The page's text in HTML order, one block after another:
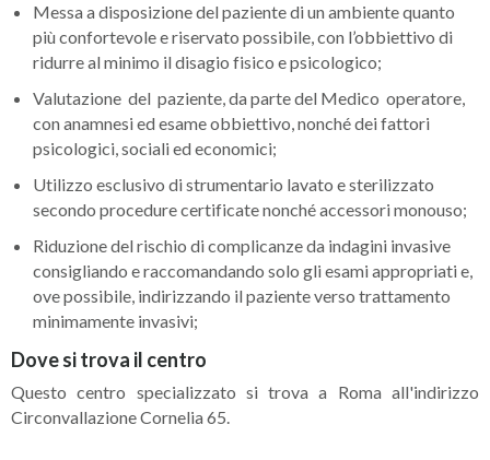
Messa a disposizione del paziente di un ambiente quanto
più confortevole e riservato possibile, con l’obbiettivo di
ridurre al minimo il disagio fisico e psicologico;
Valutazione del paziente, da parte del Medico operatore,
con anamnesi ed esame obbiettivo, nonché dei fattori
psicologici, sociali ed economici;
Utilizzo esclusivo di strumentario lavato e sterilizzato
secondo procedure certificate nonché accessori monouso;
Riduzione del rischio di complicanze da indagini invasive
consigliando e raccomandando solo gli esami appropriati e,
ove possibile, indirizzando il paziente verso trattamento
minimamente invasivi;
Dove si trova il centro
Questo centro specializzato si trova a Roma all'indirizzo
Circonvallazione Cornelia 65.